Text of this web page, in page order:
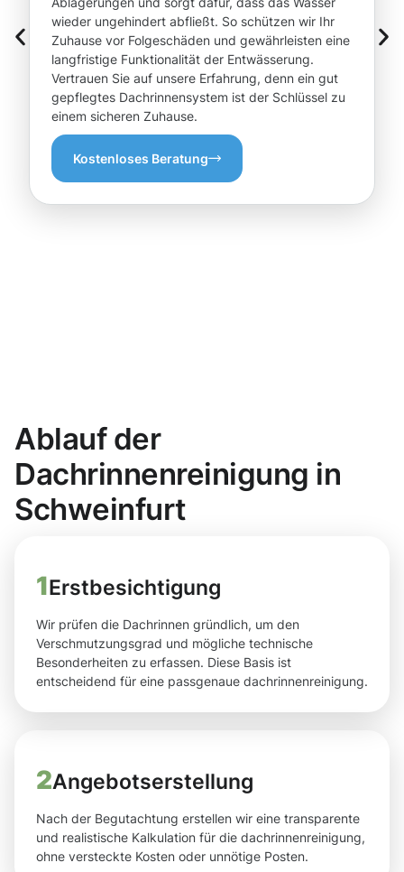
wieder ungehindert abfließt. So schützen wir Ihr
Zuhause vor Folgeschäden und gewährleisten eine
langfristige Funktionalität der Entwässerung.
Vertrauen Sie auf unsere Erfahrung, denn ein gut
gepflegtes Dachrinnensystem ist der Schlüssel zu
einem sicheren Zuhause.
Kostenloses Beratung
Ablauf der
Dachrinnenreinigung in
Schweinfurt
1Erstbesichtigung
Wir prüfen die Dachrinnen gründlich, um den
Verschmutzungsgrad und mögliche technische
Besonderheiten zu erfassen. Diese Basis ist
entscheidend für eine passgenaue dachrinnenreinigung.
2Angebotserstellung
Nach der Begutachtung erstellen wir eine transparente
und realistische Kalkulation für die dachrinnenreinigung,
ohne versteckte Kosten oder unnötige Posten.